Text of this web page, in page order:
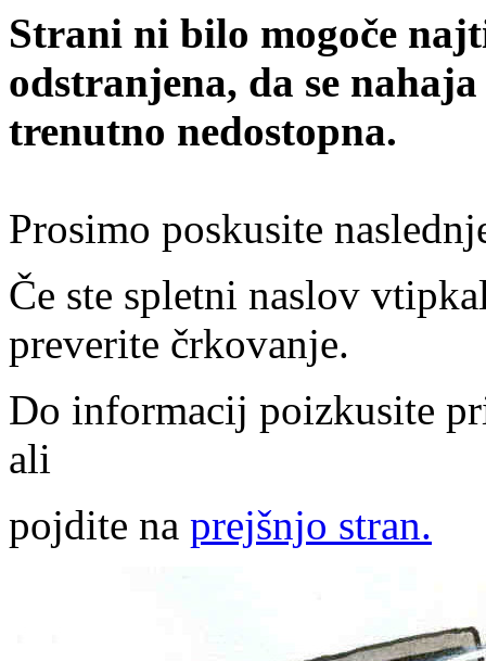
Strani ni bilo mogoče
odstranjena, da se
trenutno nedostopna.
Prosimo poskusite
Če ste spletni naslov
preverite črkovanje.
Do informacij poizkusite
ali
pojdite na prejšnjo stran.